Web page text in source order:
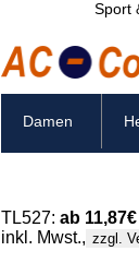
Sport
Damen
TL527: ab 11,87€
inkl. Mwst., zzgl.